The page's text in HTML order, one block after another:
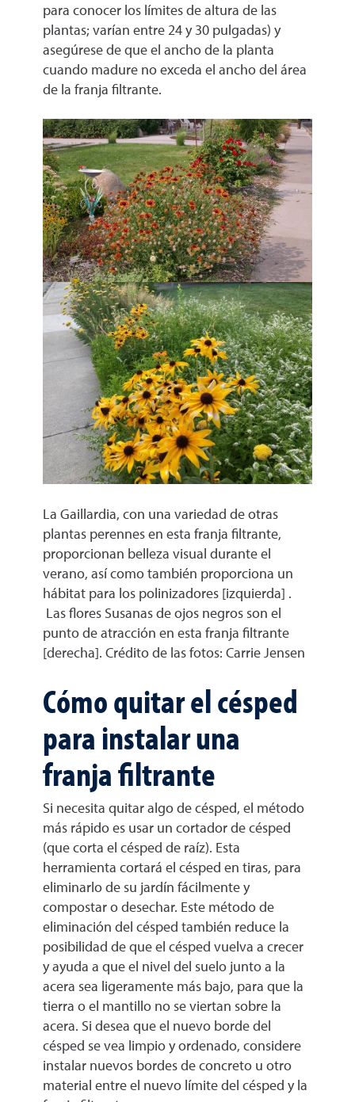
para conocer los límites de altura de las
plantas; varían entre 24 y 30 pulgadas) y
asegúrese de que el ancho de la planta
cuando madure no exceda el ancho del área
de la franja filtrante.
La Gaillardia, con una variedad de otras
plantas perennes en esta franja filtrante,
proporcionan belleza visual durante el
verano, así como también proporciona un
hábitat para los polinizadores [izquierda] .
Las flores Susanas de ojos negros son el
punto de atracción en esta franja filtrante
[derecha]. Crédito de las fotos: Carrie Jensen
Cómo quitar el césped
para instalar una
franja filtrante
Si necesita quitar algo de césped, el método
más rápido es usar un cortador de césped
(que corta el césped de raíz). Esta
herramienta cortará el césped en tiras, para
eliminarlo de su jardín fácilmente y
compostar o desechar. Este método de
eliminación del césped también reduce la
posibilidad de que el césped vuelva a crecer
y ayuda a que el nivel del suelo junto a la
acera sea ligeramente más bajo, para que la
tierra o el mantillo no se viertan sobre la
acera. Si desea que el nuevo borde del
césped se vea limpio y ordenado, considere
instalar nuevos bordes de concreto u otro
material entre el nuevo límite del césped y la